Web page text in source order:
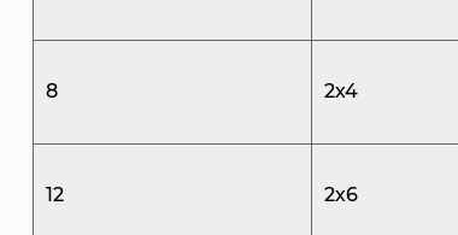
8 2х4
12 2х6